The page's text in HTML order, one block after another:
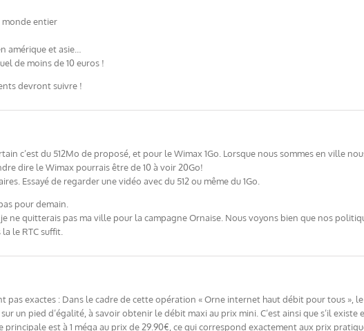
monde entier
amérique et asie…
de moins de 10 euros !
devront suivre !
c’est du 512Mo de proposé, et pour le Wimax 1Go. Lorsque nous sommes en ville
dire le Wimax pourrais être de 10 à voir 20Go!
Essayé de regarder une vidéo avec du 512 ou même du 1Go.
pour demain.
ne quitterais pas ma ville pour la campagne Ornaise. Nous voyons bien que nos
le RTC suffit.
pas exactes : Dans le cadre de cette opération « Orne internet haut débit pour tous »,
un pied d’égalité, à savoir obtenir le débit maxi au prix mini. C’est ainsi que s’il existe
principale est à 1 méga au prix de 29.90€, ce qui correspond exactement aux prix